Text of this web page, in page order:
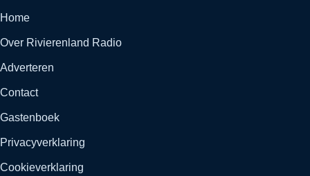
Home
Over Rivierenland Radio
Adverteren
Contact
Gastenboek
Privacyverklaring
Cookieverklaring